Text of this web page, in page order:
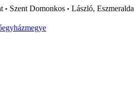
• Szent Domonkos • László, Eszmeralda